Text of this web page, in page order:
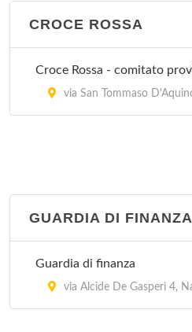
via Provinciale San
CROCE ROSSA
Croce Rossa - comitato
via San Tommaso
GUARDIA DI FINANZA
Guardia di finanza
via Alcide De Gasperi 4,